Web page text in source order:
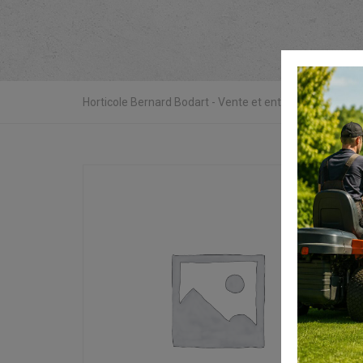
Horticole Bernard Bodart - Vente et entretien matériel